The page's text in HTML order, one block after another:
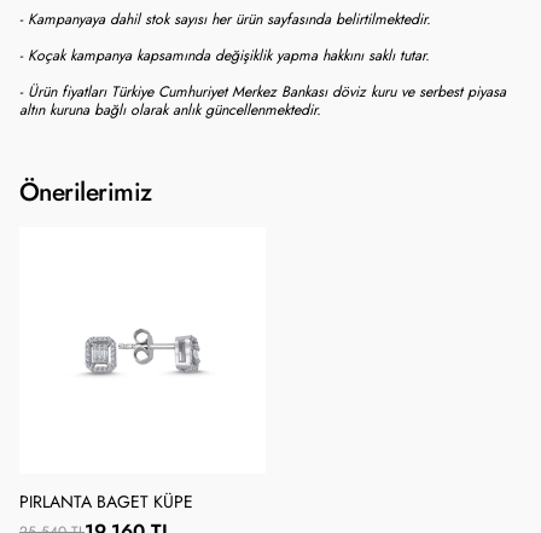
- Kampanyaya dahil stok sayısı her ürün sayfasında belirtilmektedir.
- Koçak kampanya kapsamında değişiklik yapma hakkını saklı tutar.
- Ürün fiyatları Türkiye Cumhuriyet Merkez Bankası döviz kuru ve serbest piyasa
altın kuruna bağlı olarak anlık güncellenmektedir.
Önerilerimiz
PIRLANTA BAGET KÜPE